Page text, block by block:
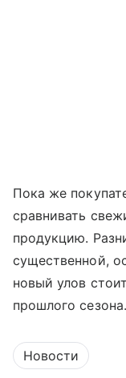
Пока же
сравнивать
продукцию.
существенной,
новый улов
прошлого сезона.
Новости